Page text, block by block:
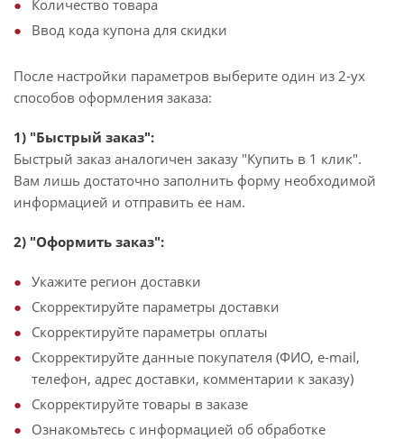
Количество товара
Ввод кода купона для скидки
После настройки параметров выберите один из 2-ух
способов оформления заказа:
1) "Быстрый заказ":
Быстрый заказ аналогичен заказу "Купить в 1 клик".
Вам лишь достаточно заполнить форму необходимой
информацией и отправить ее нам.
2) "Оформить заказ":
Укажите регион доставки
Скорректируйте параметры доставки
Скорректируйте параметры оплаты
Скорректируйте данные покупателя (ФИО, e-mail,
телефон, адрес доставки, комментарии к заказу)
Скорректируйте товары в заказе
Ознакомьтесь с информацией об обработке